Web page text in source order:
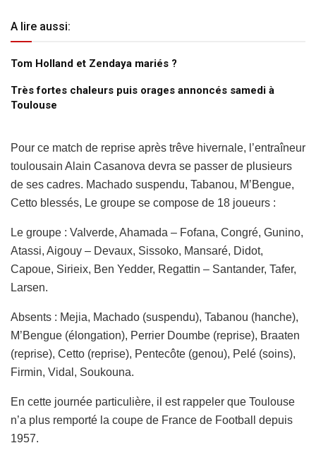
A lire aussi:
Tom Holland et Zendaya mariés ?
Très fortes chaleurs puis orages annoncés samedi à
Toulouse
Pour ce match de reprise après trêve hivernale, l’entraîneur
toulousain Alain Casanova devra se passer de plusieurs
de ses cadres. Machado suspendu, Tabanou, M’Bengue,
Cetto blessés, Le groupe se compose de 18 joueurs :
Le groupe : Valverde, Ahamada – Fofana, Congré, Gunino,
Atassi, Aigouy – Devaux, Sissoko, Mansaré, Didot,
Capoue, Sirieix, Ben Yedder, Regattin – Santander, Tafer,
Larsen.
Absents : Mejia, Machado (suspendu), Tabanou (hanche),
M’Bengue (élongation), Perrier Doumbe (reprise), Braaten
(reprise), Cetto (reprise), Pentecôte (genou), Pelé (soins),
Firmin, Vidal, Soukouna.
En cette journée particulière, il est rappeler que Toulouse
n’a plus remporté la coupe de France de Football depuis
1957.